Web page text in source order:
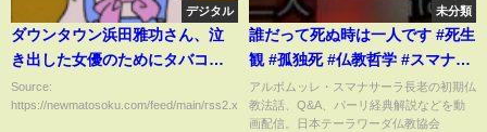
デジタル
ダウンタウン浜田雅功さん、泣
き出した女優のためにタバコを
吸うｗｗｗｗｗｗｗｗｗｗw
Source:
https://newmatosoku.com/feed/main/rss2.xml...
未分類
誰だって死ぬ時は一人です #死生
観 #孤独死 #仏教哲学 #スマナサ
ーラ長老
アルボムッレ・スマナサーラ長老の初期仏
教法話、Q&A、パーリ経典解説などを動
画配信。日本テーラワーダ仏教協会